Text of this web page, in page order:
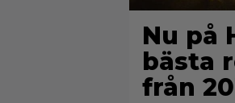
Nu på
bästa
från